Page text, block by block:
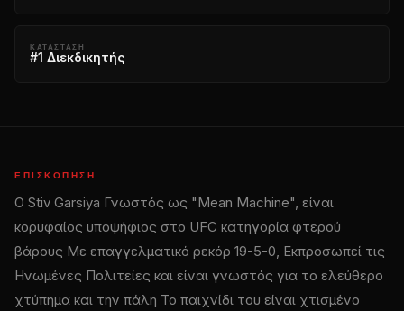
ΚΑΤΆΣΤΑΣΗ
#1 Διεκδικητής
ΕΠΙΣΚΌΠΗΣΗ
Ο Stiv Garsiya Γνωστός ως "Mean Machine", είναι
κορυφαίος υποψήφιος στο UFC κατηγορία φτερού
βάρους Με επαγγελματικό ρεκόρ 19-5-0, Εκπροσωπεί τις
Ηνωμένες Πολιτείες και είναι γνωστός για το ελεύθερο
χτύπημα και την πάλη Το παιχνίδι του είναι χτισμένο